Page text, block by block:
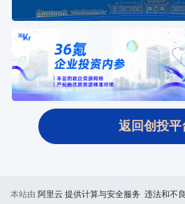
返回创投平
本站由 阿里云 提供计算与安全服务 违法和不